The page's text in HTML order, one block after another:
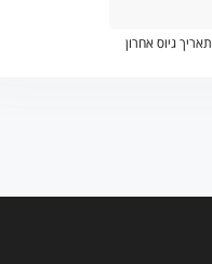
תאריך גיוס אחרון